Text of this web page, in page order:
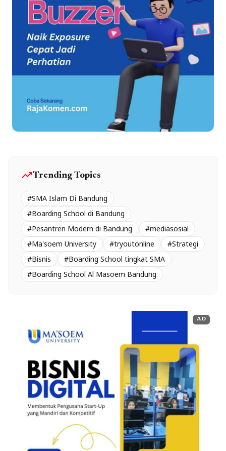
trending_upTrending Topics
#SMA Islam Di Bandung
#Boarding School di Bandung
#Pesantren Modern di Bandung
#mediasosial
#Ma'soem University
#tryoutonline
#Strategi
#Bisnis
#Boarding School tingkat SMA
#Boarding School Al Masoem Bandung
AD